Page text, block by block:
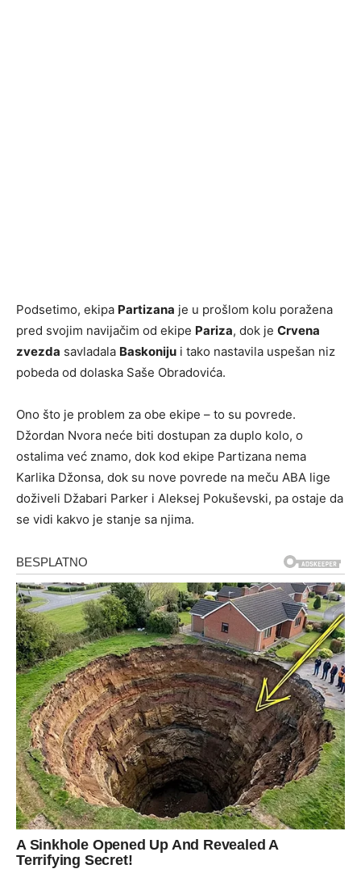
Podsetimo, ekipa Partizana je u prošlom kolu poražena
pred svojim navijačim od ekipe Pariza, dok je Crvena
zvezda savladala Baskoniju i tako nastavila uspešan niz
pobeda od dolaska Saše Obradovića.
Ono što je problem za obe ekipe – to su povrede.
Džordan Nvora neće biti dostupan za duplo kolo, o
ostalima već znamo, dok kod ekipe Partizana nema
Karlika Džonsa, dok su nove povrede na meču ABA lige
doživeli Džabari Parker i Aleksej Pokuševski, pa ostaje da
se vidi kakvo je stanje sa njima.